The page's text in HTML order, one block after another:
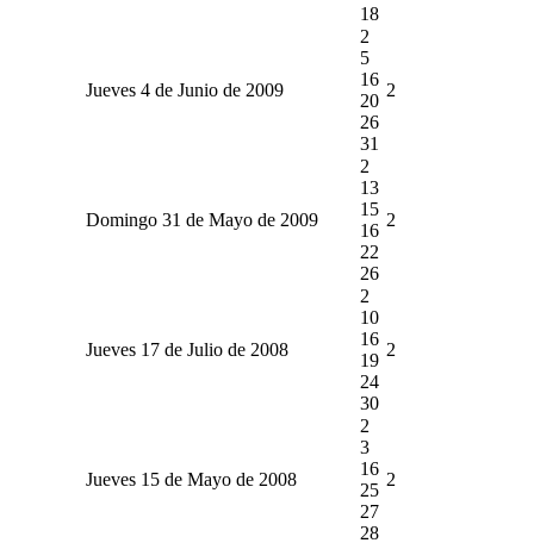
18
Jueves 4 de Junio de 2009
2
5
16
20
26
31
2
Domingo 31 de Mayo de 2009
2
13
15
16
22
26
2
Jueves 17 de Julio de 2008
2
10
16
19
24
30
2
Jueves 15 de Mayo de 2008
2
3
16
25
27
28
2